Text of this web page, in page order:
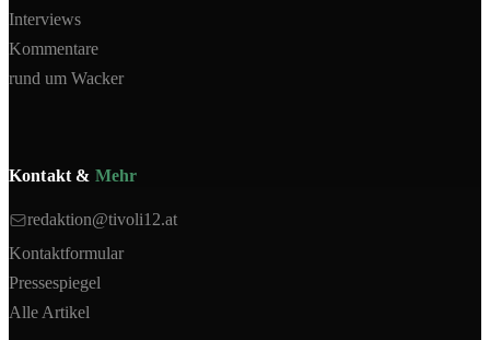
Interviews
Kommentare
rund um Wacker
Kontakt & Mehr
redaktion@tivoli12.at
Kontaktformular
Pressespiegel
Alle Artikel